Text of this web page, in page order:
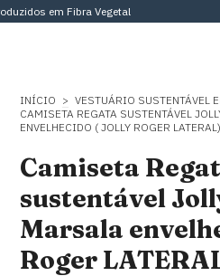
em Fibra Vegetal
INÍCIO > VESTUÁRIO SUSTENTÁVEL
CAMISETA REGATA SUSTENTÁVEL
ENVELHECIDO ( JOLLY ROGER LATERAL)
Camiseta
sustentável
Marsala
Roger